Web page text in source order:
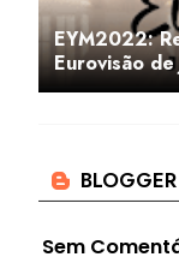
EYM2022:
Eurovisão
Sem